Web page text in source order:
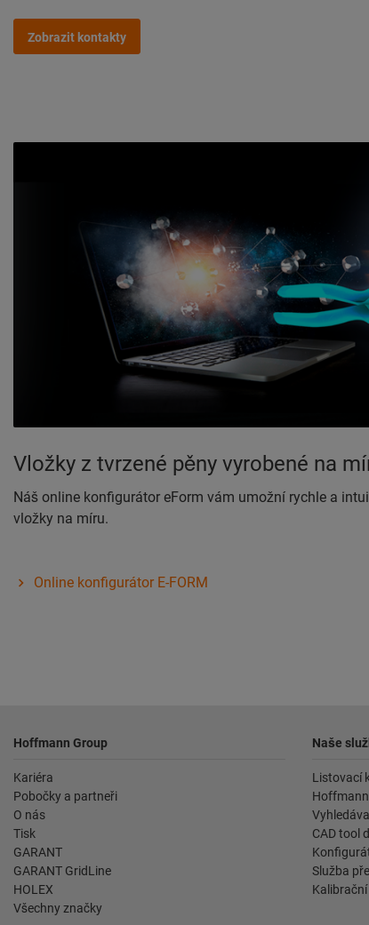
Zobrazit kontakty
Vložky z tvrzené pěny vyrobené na
Náš online konfigurátor eForm vám umožní rychle a
vložky na míru.
Online konfigurátor E-FORM
Hoffmann Group
Kariéra
Pobočky a partneři
O nás
Tisk
GARANT
GARANT GridLine
HOLEX
Všechny značky
Naše
Listovací
CAD tool
Služba